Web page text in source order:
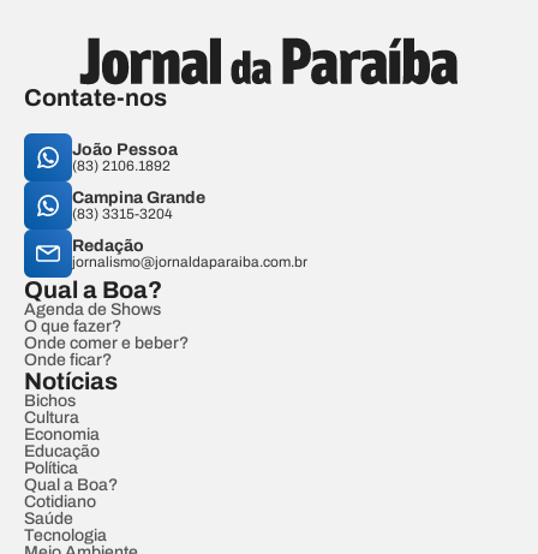
Contate-nos
João Pessoa
(83) 2106.1892
Campina Grande
(83) 3315-3204
Redação
jornalismo@jornaldaparaiba.com.br
Qual a Boa?
Agenda de Shows
O que fazer?
Onde comer e beber?
Onde ficar?
Notícias
Bichos
Cultura
Economia
Educação
Política
Qual a Boa?
Cotidiano
Saúde
Tecnologia